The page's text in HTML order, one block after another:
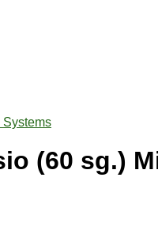
(60 sg.)